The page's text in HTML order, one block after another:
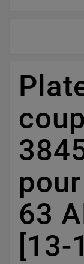
63
[13-